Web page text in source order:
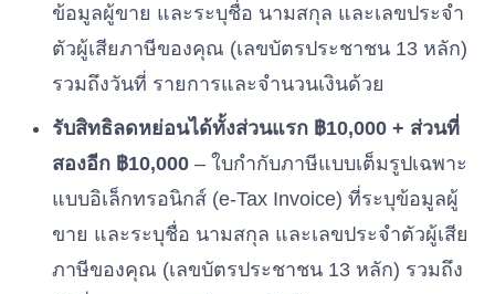
ข้อมูลผู้ขาย และระบุชื่อ นามสกุล และเลขประจำ
ตัวผู้เสียภาษีของคุณ (เลขบัตรประชาชน 13 หลัก)
รวมถึงวันที่ รายการและจำนวนเงินด้วย
รับสิทธิลดหย่อนได้ทั้งส่วนแรก ฿10,000 + ส่วนที่
สองอีก ฿10,000 – ใบกำกับภาษีแบบเต็มรูปเฉพาะ
แบบอิเล็กทรอนิกส์ (e-Tax Invoice) ที่ระบุข้อมูลผู้
ขาย และระบุชื่อ นามสกุล และเลขประจำตัวผู้เสีย
ภาษีของคุณ (เลขบัตรประชาชน 13 หลัก) รวมถึง